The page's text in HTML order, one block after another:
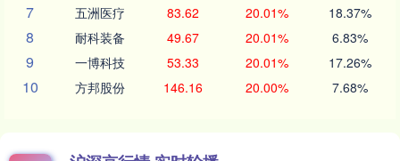
7 五洲医疗 83.62 20.01% 18.37%
8 耐科装备 49.67 20.01% 6.83%
9 一博科技 53.33 20.01% 17.26%
10 方邦股份 146.16 20.00% 7.68%